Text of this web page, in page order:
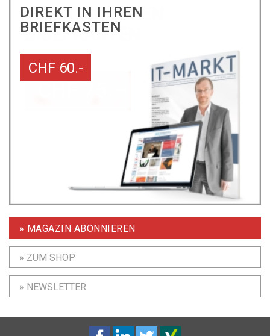
DIREKT IN IHREN
BRIEFKASTEN
CHF 60.-
» MAGAZIN ABONNIEREN
» ZUM SHOP
» NEWSLETTER